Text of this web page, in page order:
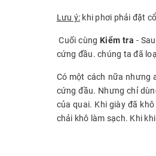
Lưu ý: khi phơi phải đặt
Cuối cùng Kiểm tra -
cứng đầu. chúng ta đã
Có một cách nữa nhưng
cứng đầu. Nhưng chỉ
của quai. Khi giày đã
chải khô làm sạch. Khi